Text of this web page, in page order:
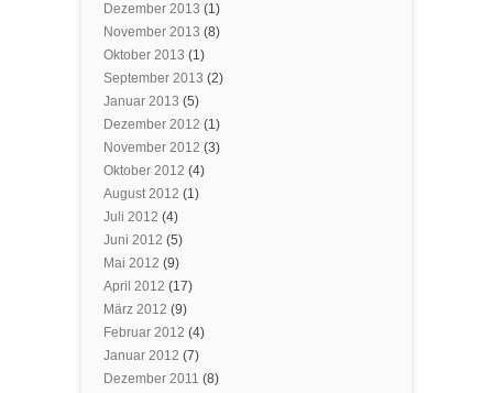
Dezember 2013 (1)
November 2013 (8)
Oktober 2013 (1)
September 2013 (2)
Januar 2013 (5)
Dezember 2012 (1)
November 2012 (3)
Oktober 2012 (4)
August 2012 (1)
Juli 2012 (4)
Juni 2012 (5)
Mai 2012 (9)
April 2012 (17)
März 2012 (9)
Februar 2012 (4)
Januar 2012 (7)
Dezember 2011 (8)